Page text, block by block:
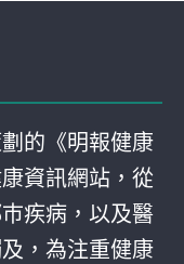
的《明報健康
資訊網站，從
疾病，以及醫
，為注重健康